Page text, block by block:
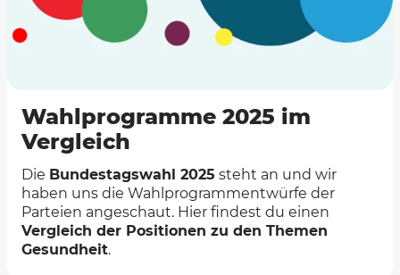
Wahlprogramme 2025 im
Vergleich
Die Bundestagswahl 2025 steht an und wir
haben uns die Wahlprogrammentwürfe der
Parteien angeschaut. Hier findest du einen
Vergleich der Positionen zu den Themen
Gesundheit.